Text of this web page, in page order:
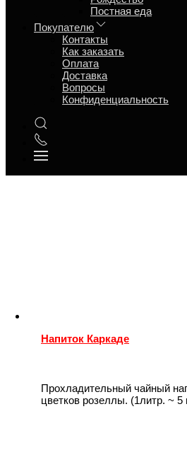
Постная еда
Покупателю
Контакты
Как заказать
Оплата
Доставка
Вопросы
Конфиденциальность
36 товаров
48 товаров
Напитки б/а
Напиток Каркаде
Прохладительный чайный
цветков розеллы. (1литр. ~ 5